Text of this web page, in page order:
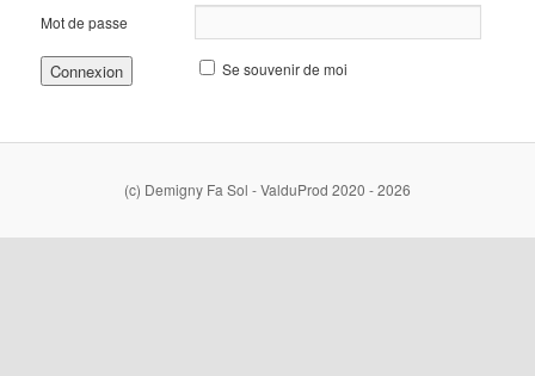
Mot de passe
Se souvenir de moi
(c) Demigny Fa Sol - ValduProd 2020 - 2026